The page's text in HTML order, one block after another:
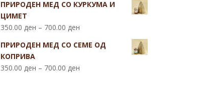
ПРИРОДЕН МЕД СО КУРКУМА И
ЦИМЕТ
350.00 ден – 700.00 ден
ПРИРОДЕН МЕД СО СЕМЕ ОД
КОПРИВА
350.00 ден – 700.00 ден